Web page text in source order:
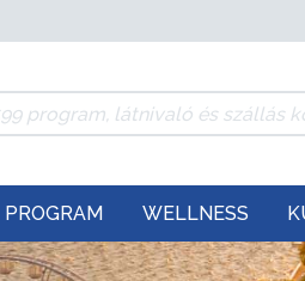
PROGRAM WELLNESS